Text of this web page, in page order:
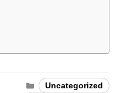
Categories
Uncategorized